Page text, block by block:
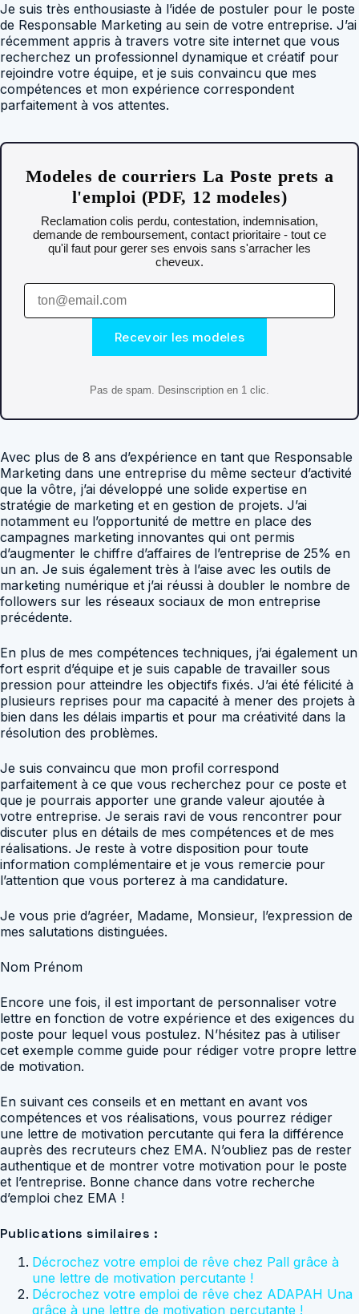
Je suis très enthousiaste à l’idée de postuler pour le poste
de Responsable Marketing au sein de votre entreprise. J’ai
récemment appris à travers votre site internet que vous
recherchez un professionnel dynamique et créatif pour
rejoindre votre équipe, et je suis convaincu que mes
compétences et mon expérience correspondent
parfaitement à vos attentes.
Modeles de courriers La Poste prets a
l'emploi (PDF, 12 modeles)
Reclamation colis perdu, contestation, indemnisation,
demande de remboursement, contact prioritaire - tout ce
qu'il faut pour gerer ses envois sans s'arracher les
cheveux.
Recevoir les modeles
Pas de spam. Desinscription en 1 clic.
Avec plus de 8 ans d’expérience en tant que Responsable
Marketing dans une entreprise du même secteur d’activité
que la vôtre, j’ai développé une solide expertise en
stratégie de marketing et en gestion de projets. J’ai
notamment eu l’opportunité de mettre en place des
campagnes marketing innovantes qui ont permis
d’augmenter le chiffre d’affaires de l’entreprise de 25% en
un an. Je suis également très à l’aise avec les outils de
marketing numérique et j’ai réussi à doubler le nombre de
followers sur les réseaux sociaux de mon entreprise
précédente.
En plus de mes compétences techniques, j’ai également un
fort esprit d’équipe et je suis capable de travailler sous
pression pour atteindre les objectifs fixés. J’ai été félicité à
plusieurs reprises pour ma capacité à mener des projets à
bien dans les délais impartis et pour ma créativité dans la
résolution des problèmes.
Je suis convaincu que mon profil correspond
parfaitement à ce que vous recherchez pour ce poste et
que je pourrais apporter une grande valeur ajoutée à
votre entreprise. Je serais ravi de vous rencontrer pour
discuter plus en détails de mes compétences et de mes
réalisations. Je reste à votre disposition pour toute
information complémentaire et je vous remercie pour
l’attention que vous porterez à ma candidature.
Je vous prie d’agréer, Madame, Monsieur, l’expression de
mes salutations distinguées.
Nom Prénom
Encore une fois, il est important de personnaliser votre
lettre en fonction de votre expérience et des exigences du
poste pour lequel vous postulez. N’hésitez pas à utiliser
cet exemple comme guide pour rédiger votre propre lettre
de motivation.
En suivant ces conseils et en mettant en avant vos
compétences et vos réalisations, vous pourrez rédiger
une lettre de motivation percutante qui fera la différence
auprès des recruteurs chez EMA. N’oubliez pas de rester
authentique et de montrer votre motivation pour le poste
et l’entreprise. Bonne chance dans votre recherche
d’emploi chez EMA !
Publications similaires :
Décrochez votre emploi de rêve chez Pall grâce à
une lettre de motivation percutante !
Décrochez votre emploi de rêve chez ADAPAH Una
grâce à une lettre de motivation percutante !